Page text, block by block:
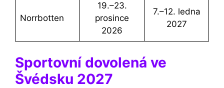
Norrbotten
19.–23.
prosince
2026
7.–12. ledna
2027
Sportovní dovolená ve
Švédsku 2027